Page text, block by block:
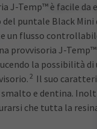
J-Temp™ è facile
puntale Black Mini
un flusso
provvisoria J-
la possibilità
2 Il suo
e dentina.
che tutta la